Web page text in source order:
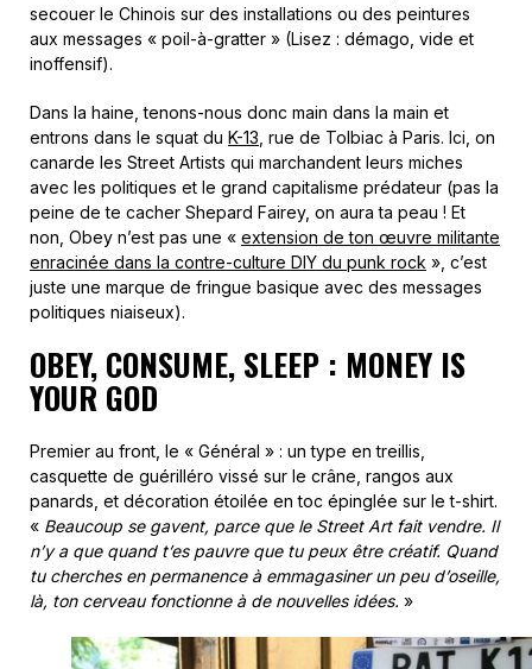
secouer le Chinois sur des installations ou des peintures
aux messages « poil-à-gratter » (Lisez : démago, vide et
inoffensif).
Dans la haine, tenons-nous donc main dans la main et
entrons dans le squat du K-13 , rue de Tolbiac à Paris. Ici, on
canarde les Street Artists qui marchandent leurs miches
avec les politiques et le grand capitalisme prédateur (pas la
peine de te cacher Shepard Fairey, on aura ta peau ! Et
non, Obey n’est pas une « extension de ton œuvre militante
enracinée dans la contre-culture DIY du punk rock », c’est
juste une marque de fringue basique avec des messages
politiques niaiseux).
OBEY, CONSUME, SLEEP : MONEY IS
YOUR GOD
Premier au front, le « Général » : un type en treillis,
casquette de guérilléro vissé sur le crâne, rangos aux
panards, et décoration étoilée en toc épinglée sur le t-shirt.
« Beaucoup se gavent, parce que le Street Art fait vendre. Il
n’y a que quand t’es pauvre que tu peux être créatif. Quand
tu cherches en permanence à emmagasiner un peu d’oseille,
là, ton cerveau fonctionne à de nouvelles idées. »